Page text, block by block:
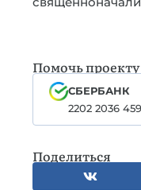
Помочь проекту
СБЕРБАНК
2202 2036
Поделиться